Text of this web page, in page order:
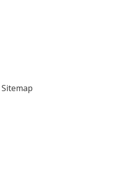
Sitemap